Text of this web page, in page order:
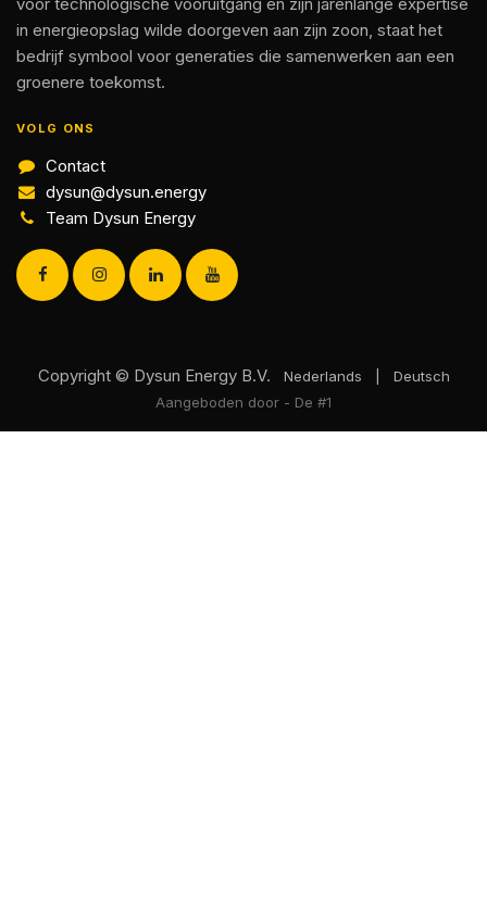
in energieopslag wilde doorgeven aan zijn zoon, staat het
bedrijf symbool voor generaties die samenwerken aan een
groenere toekomst.
VOLG ONS
Contact
dysun@dysun.energy
Team Dysun Energy
Copyright © Dysun Energy B.V. Nederlands
Deutsch
Aangeboden door - De #1